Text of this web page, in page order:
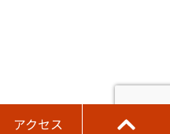
アクセス